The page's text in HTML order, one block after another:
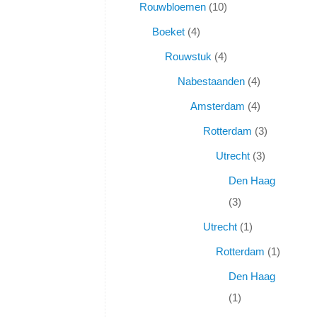
Rouwbloemen 10
Boeket 4
Rouwstuk 4
Nabestaanden 4
Amsterdam 4
Rotterdam 3
Utrecht 3
Den Haag
3
Utrecht 1
Rotterdam 1
Den Haag
1